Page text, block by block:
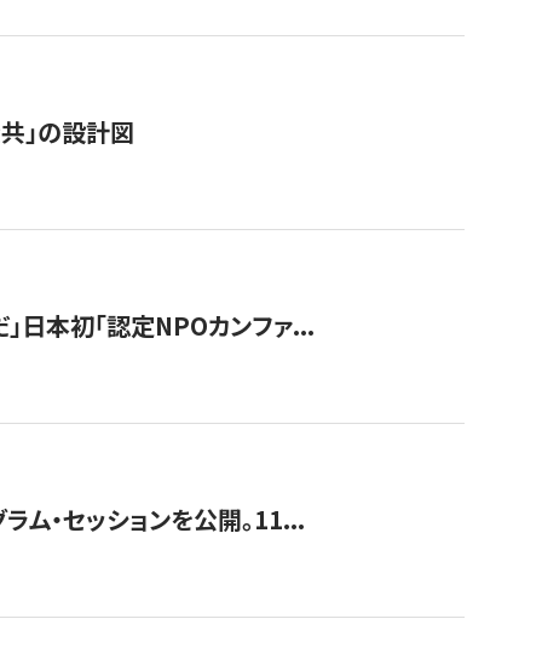
」の設計図
日本初「認定NPOカンファ...
ム・セッションを公開。11...